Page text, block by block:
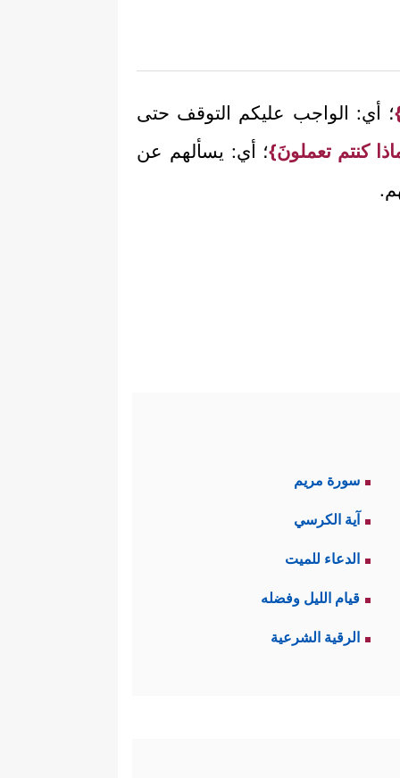
؛ أي: الواجب عليكم التوقف حتى
كنتم تعملونَ}؛ أي: يسألهم عن
سورة مريم
آية الكرسي
الدعاء للميت
قيام الليل وفضله
الرقية الشرعية